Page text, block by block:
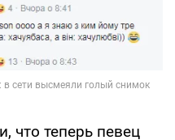
что теперь певец